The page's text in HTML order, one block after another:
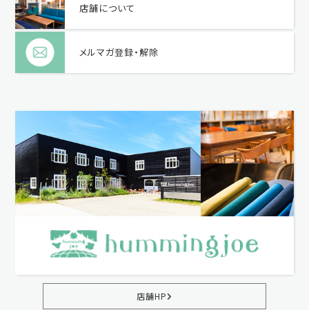
店舗について
メルマガ登録・解除
店舗HP